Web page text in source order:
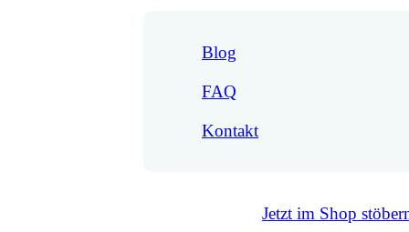
Blog
FAQ
Kontakt
Jetzt im Shop